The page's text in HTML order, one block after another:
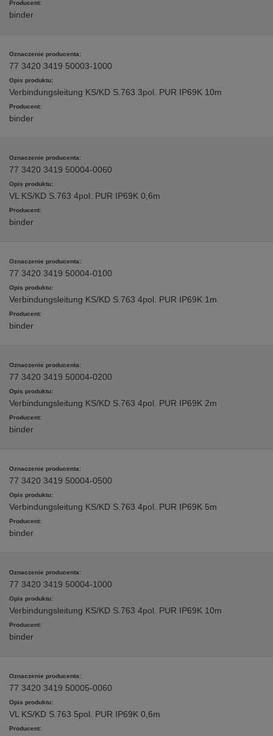
binder
77 3420 3419 50003-1000
Verbindungsleitung KS/KD S.763 3pol. PUR IP69K 10m
binder
77 3420 3419 50004-0060
VL KS/KD S.763 4pol. PUR IP69K 0,6m
binder
77 3420 3419 50004-0100
Verbindungsleitung KS/KD S.763 4pol. PUR IP69K 1m
binder
77 3420 3419 50004-0200
Verbindungsleitung KS/KD S.763 4pol. PUR IP69K 2m
binder
77 3420 3419 50004-0500
Verbindungsleitung KS/KD S.763 4pol. PUR IP69K 5m
binder
77 3420 3419 50004-1000
Verbindungsleitung KS/KD S.763 4pol. PUR IP69K 10m
binder
77 3420 3419 50005-0060
VL KS/KD S.763 5pol. PUR IP69K 0,6m